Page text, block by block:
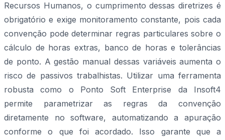
Recursos Humanos, o cumprimento dessas diretrizes é
obrigatório e exige monitoramento constante, pois cada
convenção pode determinar regras particulares sobre o
cálculo de horas extras, banco de horas e tolerâncias
de ponto. A gestão manual dessas variáveis aumenta o
risco de passivos trabalhistas. Utilizar uma ferramenta
robusta como o Ponto Soft Enterprise da Insoft4
permite parametrizar as regras da convenção
diretamente no software, automatizando a apuração
conforme o que foi acordado. Isso garante que a